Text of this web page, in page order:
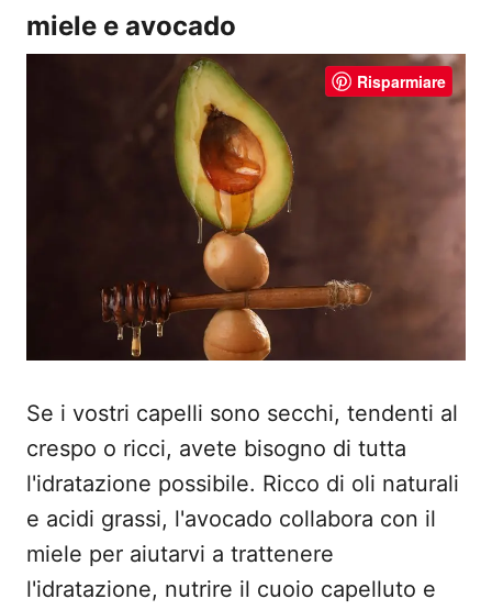
miele e avocado
Risparmiare
Se i vostri capelli sono secchi, tendenti al
crespo o ricci, avete bisogno di tutta
l'idratazione possibile. Ricco di oli naturali
e acidi grassi, l'avocado collabora con il
miele per aiutarvi a trattenere
l'idratazione, nutrire il cuoio capelluto e